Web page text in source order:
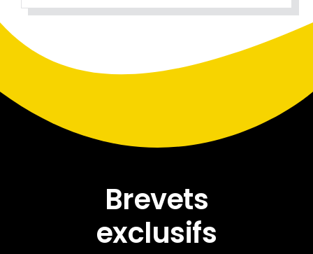
Brevets
exclusifs